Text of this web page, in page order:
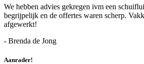
We hebben advies gekregen ivm een
begrijpelijk en de offertes waren scherp.
afgewerkt!
- Brenda de Jong
Aanrader!